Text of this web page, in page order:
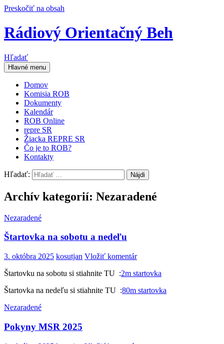
Preskočiť na obsah
Rádiový Orientačný Beh
Hľadať
Hlavné menu
Domov
Komisia ROB
Dokumenty
Kalendár
ROB Online
repre SR
Žiacka REPRE SR
Čo je to ROB?
Kontakty
Hľadať:
Archív kategorií: Nezaradené
Nezaradené
Štartovka na sobotu a nedeľu
3. októbra 2025 kosutjan Vložiť komentár
Štartovku na sobotu si stiahnite TU :2m startovka
Štartovka na nedeľu si stiahnite TU :80m startovka
Nezaradené
Pokyny MSR 2025